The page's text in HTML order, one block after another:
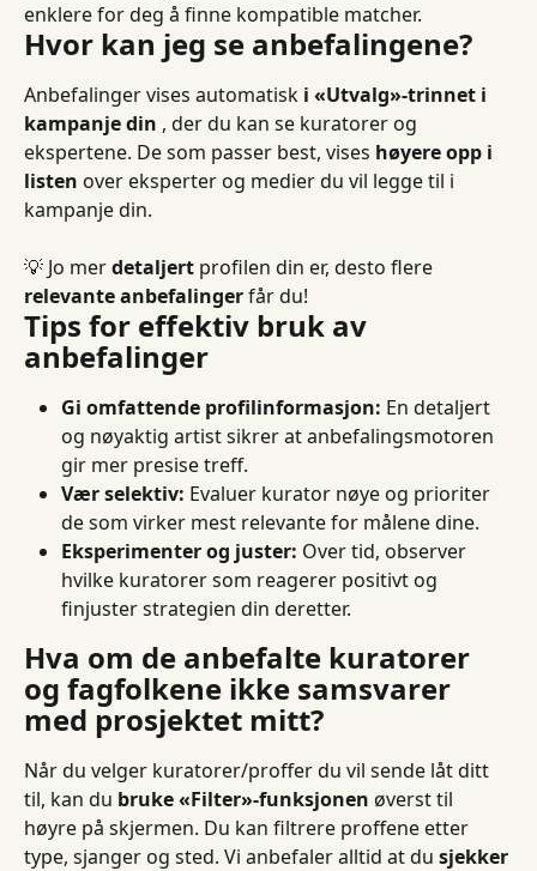
enklere for deg å finne kompatible matcher.
Hvor kan jeg se anbefalingene?
Anbefalinger vises automatisk i «Utvalg»-trinnet i
kampanje din , der du kan se kuratorer og
ekspertene. De som passer best, vises høyere opp i
listen over eksperter og medier du vil legge til i
kampanje din.
💡 Jo mer detaljert profilen din er, desto flere
relevante anbefalinger får du!
Tips for effektiv bruk av
anbefalinger
Gi omfattende profilinformasjon: En detaljert
og nøyaktig artist sikrer at anbefalingsmotoren
gir mer presise treff.
Vær selektiv: Evaluer kurator nøye og prioriter
de som virker mest relevante for målene dine.
Eksperimenter og juster: Over tid, observer
hvilke kuratorer som reagerer positivt og
finjuster strategien din deretter.
Hva om de anbefalte kuratorer
og fagfolkene ikke samsvarer
med prosjektet mitt?
Når du velger kuratorer/proffer du vil sende låt ditt
til, kan du bruke «Filter»-funksjonen øverst til
høyre på skjermen. Du kan filtrere proffene etter
type, sjanger og sted. Vi anbefaler alltid at du sjekker